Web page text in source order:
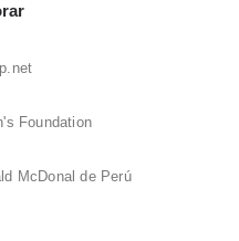
Foundation
McDonal de Perú